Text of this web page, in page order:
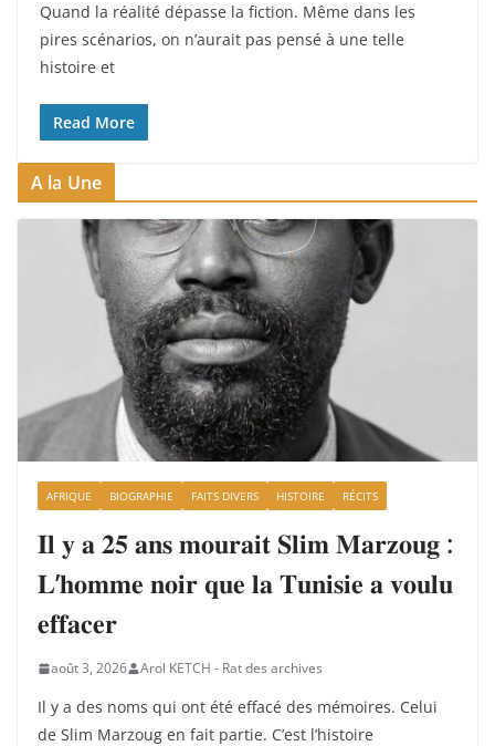
Quand la réalité dépasse la fiction. Même dans les
pires scénarios, on n’aurait pas pensé à une telle
histoire et
Read More
A la Une
AFRIQUE BIOGRAPHIE FAITS DIVERS HISTOIRE RÉCITS
𝐈𝐥 𝐲 𝐚 𝟐𝟓 𝐚𝐧𝐬 𝐦𝐨𝐮𝐫𝐚𝐢𝐭 𝐒𝐥𝐢𝐦 𝐌𝐚𝐫𝐳𝐨𝐮𝐠 :
𝐋’𝐡𝐨𝐦𝐦𝐞 𝐧𝐨𝐢𝐫 𝐪𝐮𝐞 𝐥𝐚 𝐓𝐮𝐧𝐢𝐬𝐢𝐞 𝐚 𝐯𝐨𝐮𝐥𝐮
𝐞𝐟𝐟𝐚𝐜𝐞𝐫
août 3, 2026 Arol KETCH - Rat des archives
Il y a des noms qui ont été effacé des mémoires. Celui
de Slim Marzoug en fait partie. C’est l’histoire